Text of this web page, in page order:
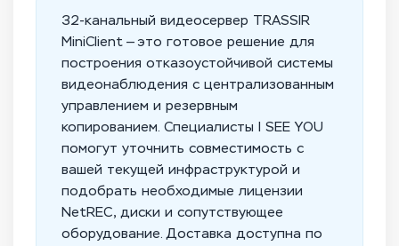
32-канальный видеосервер TRASSIR
MiniClient — это готовое решение для
построения отказоустойчивой системы
видеонаблюдения с централизованным
управлением и резервным
копированием. Специалисты I SEE YOU
помогут уточнить совместимость с
вашей текущей инфраструктурой и
подобрать необходимые лицензии
NetREC, диски и сопутствующее
оборудование. Доставка доступна по